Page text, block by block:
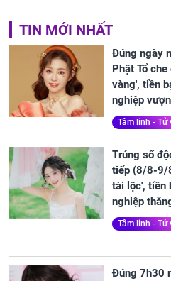
TIN MỚI NHẤT
Đúng ngày
Phật Tổ
vàng', tiền
nghiệp
Tâm linh - Tử
Trúng số
tiếp (8/8-9/
tài lộc', tiền
nghiệp
Tâm linh - Tử
Đúng 7h30